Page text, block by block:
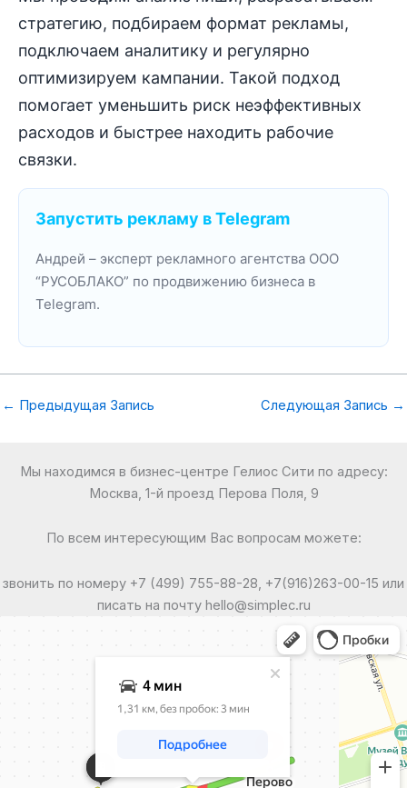
стратегию, подбираем формат рекламы,
подключаем аналитику и регулярно
оптимизируем кампании. Такой подход
помогает уменьшить риск неэффективных
расходов и быстрее находить рабочие
связки.
Запустить рекламу в Telegram
Андрей – эксперт рекламного агентства ООО
“РУСОБЛАКО” по продвижению бизнеса в
Telegram.
← Предыдущая Запись Следующая Запись →
Мы находимся в бизнес-центре Гелиос Сити по адресу:
Москва, 1-й проезд Перова Поля, 9
По всем интересующим Вас вопросам можете:
звонить по номеру +7 (499) 755-88-28, +7(916)263-00-15 или
писать на почту hello@simplec.ru